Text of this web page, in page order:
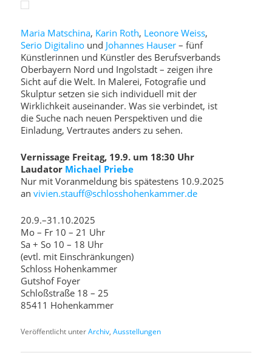
Maria Matschina, Karin Roth, Leonore Weiss,
Serio Digitalino und Johannes Hauser – fünf
Künstlerinnen und Künstler des Berufsverbands
Oberbayern Nord und Ingolstadt – zeigen ihre
Sicht auf die Welt. In Malerei, Fotografie und
Skulptur setzen sie sich individuell mit der
Wirklichkeit auseinander. Was sie verbindet, ist
die Suche nach neuen Perspektiven und die
Einladung, Vertrautes anders zu sehen.
Vernissage Freitag, 19.9. um 18:30 Uhr
Laudator Michael Priebe
Nur mit Voranmeldung bis spätestens 10.9.2025
anvivien.stauff@schlosshohenkammer.de
20.9.–31.10.2025
Mo – Fr 10 – 21 Uhr
Sa + So 10 – 18 Uhr
(evtl. mit Einschränkungen)
Schloss Hohenkammer
Gutshof Foyer
Schloßstraße 18 – 25
85411 Hohenkammer
Veröffentlicht unterArchiv,Ausstellungen